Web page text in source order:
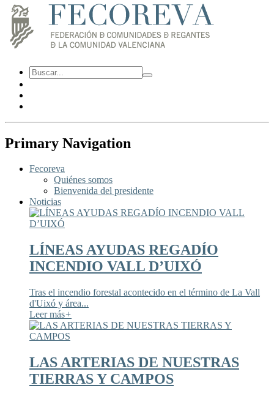
Primary Navigation
Fecoreva
Quiénes somos
Bienvenida del presidente
Noticias
LÍNEAS AYUDAS REGADÍO
INCENDIO VALL D’UIXÓ
Tras el incendio forestal acontecido en el término de La Vall
d'Uixó y área...
Leer más+
LAS ARTERIAS DE NUESTRAS
TIERRAS Y CAMPOS